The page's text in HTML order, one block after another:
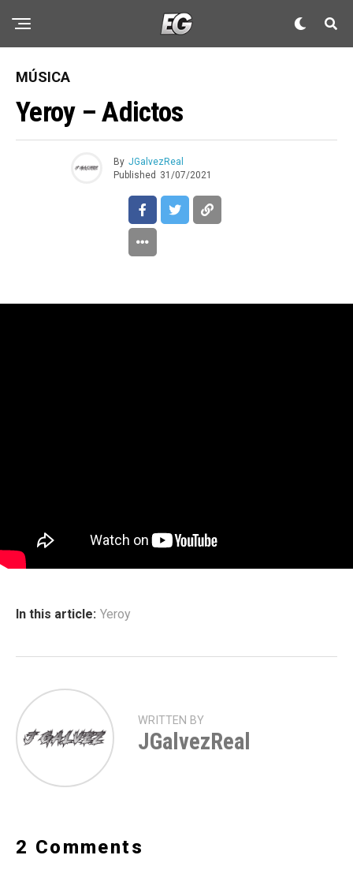
MÚSICA
Yeroy – Adictos
By JGalvezReal
Published 31/07/2021
In this article: Yeroy
WRITTEN BY
JGalvezReal
2 Comments